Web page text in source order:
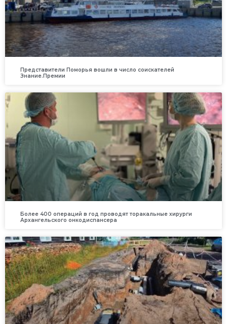
Представители Поморья вошли в число соискателей
Знание.Премии
Более 400 операций в год проводят торакальные хирурги
Архангельского онкодиспансера